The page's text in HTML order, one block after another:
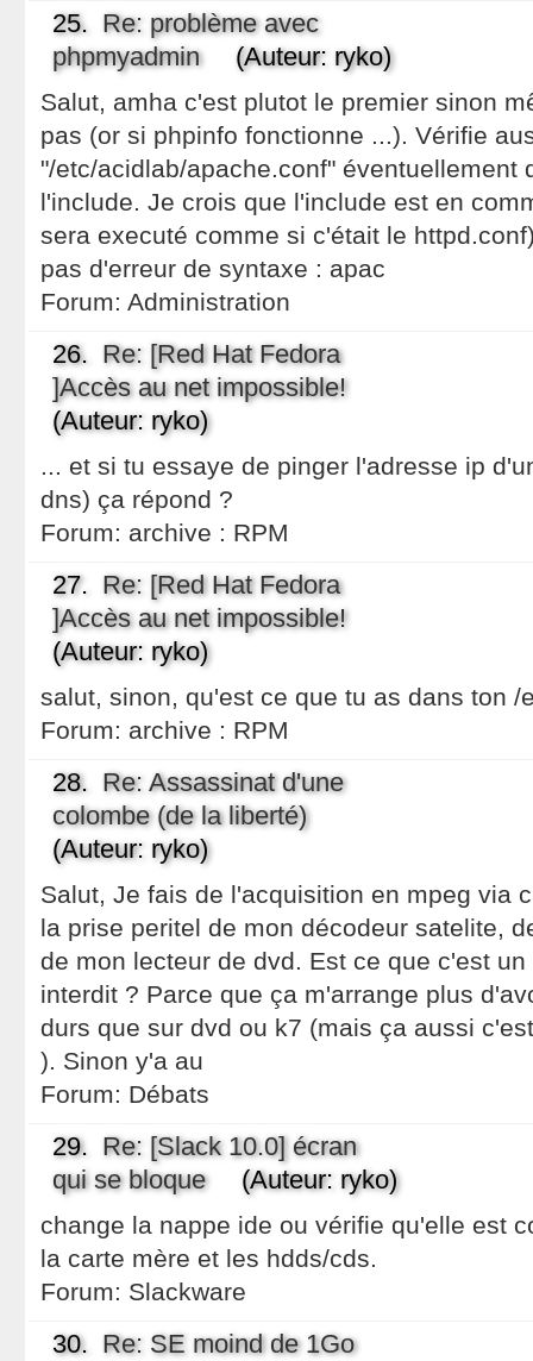
25. Re: problème avec
phpmyadmin(Auteur: ryko)
Salut, amha c'est plutot le premier sinon
pas (or si phpinfo fonctionne ...). Vérifie
"/etc/acidlab/apache.conf" éventuellement
l'include. Je crois que l'include est en
sera executé comme si c'était le
pas d'erreur de syntaxe : apac
Forum: Administration
26. Re: [Red Hat Fedora
]Accès au net impossible!
(Auteur: ryko)
... et si tu essaye de pinger l'adresse ip
dns) ça répond ?
Forum: archive : RPM
27. Re: [Red Hat Fedora
]Accès au net impossible!
(Auteur: ryko)
salut, sinon, qu'est ce que tu as dans ton /
Forum: archive : RPM
28. Re: Assassinat d'une
colombe (de la liberté)
(Auteur: ryko)
Salut, Je fais de l'acquisition en mpeg via
la prise peritel de mon décodeur satelite,
de mon lecteur de dvd. Est ce que c'est
interdit ? Parce que ça m'arrange plus
durs que sur dvd ou k7 (mais ça aussi
). Sinon y'a au
Forum: Débats
29. Re: [Slack 10.0] écran
qui se bloque(Auteur: ryko)
change la nappe ide ou vérifie qu'elle est
la carte mère et les hdds/cds.
Forum: Slackware
30. Re: SE moind de 1Go